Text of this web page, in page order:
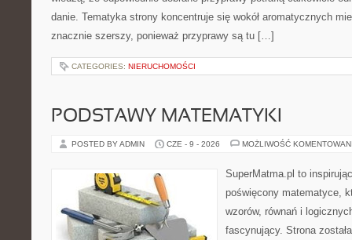
danie. Tematyka strony koncentruje się wokół aromatycznych
znacznie szerszy, ponieważ przyprawy są tu […]
CATEGORIES: NIERUCHOMOŚCI
PODSTAWY MATEMATYKI
POSTED BY ADMIN CZE - 9 - 2026 MOŻLIWOŚĆ
SuperMatma.pl to
poświęcony matematyce,
wzorów, równań i
fascynujący. Strona